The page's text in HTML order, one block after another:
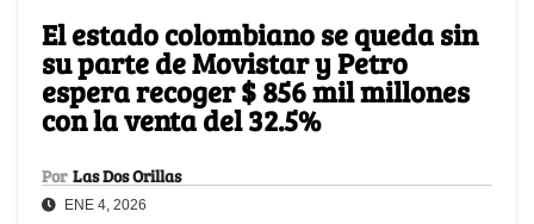
El estado colombiano se queda sin
su parte de Movistar y Petro
espera recoger $ 856 mil millones
con la venta del 32.5%
Por Las Dos Orillas
ENE 4, 2026